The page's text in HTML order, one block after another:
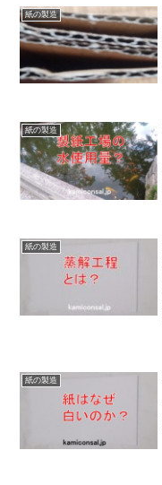
紙の製造
紙の製造
紙の製造
紙の製造